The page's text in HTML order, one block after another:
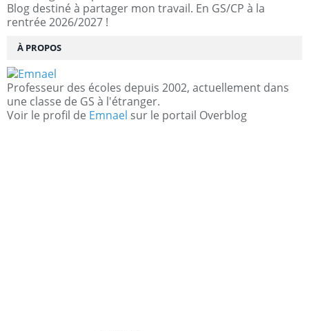
Blog destiné à partager mon travail. En GS/CP à la
rentrée 2026/2027 !
À PROPOS
Professeur des écoles depuis 2002, actuellement dans
une classe de GS à l'étranger.
Voir le profil de Emnael sur le portail Overblog